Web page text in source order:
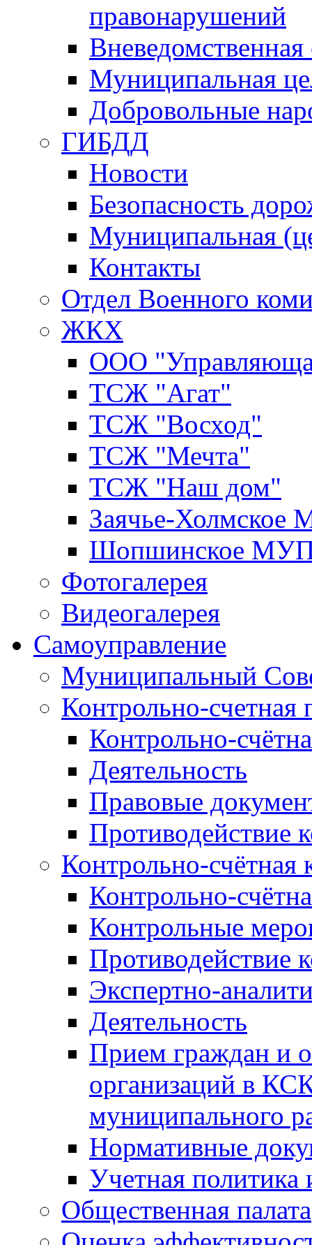
правонарушений
Вневедомственная
Муниципальная
Добровольные
ГИБДД
Новости
Безопасность
Муниципальная
Контакты
Отдел Военного
ЖКХ
ООО
ТСЖ "Агат"
ТСЖ "Восход"
ТСЖ "Мечта"
ТСЖ "Наш дом"
Заячье-
Шопшинское
Фотогалерея
Видеогалерея
Самоуправление
Муниципальный
Контрольно-счетная
Контрольно-
Деятельность
Правовые
Противодействие
Контрольно-счётная
Контрольно-
Контрольные
Противодействие
Экспертно-
Деятельность
Прием граждан и
организаций в
муниципального
Нормативные
Учетная политика
Общественная палата